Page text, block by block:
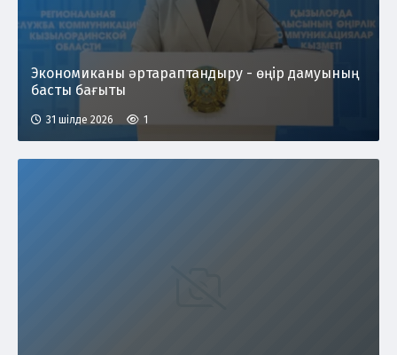
Экономиканы әртараптандыру - өңір дамуының
басты бағыты
31 шілде 2026 1